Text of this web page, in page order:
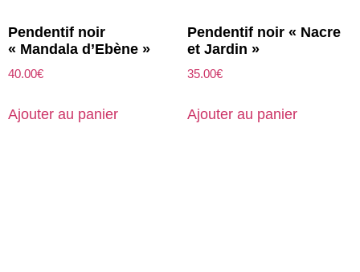
Pendentif noir
« Mandala d’Ebène »
40.00€
Ajouter au panier
Pendentif noir « Nacre
et Jardin »
35.00€
Ajouter au panier